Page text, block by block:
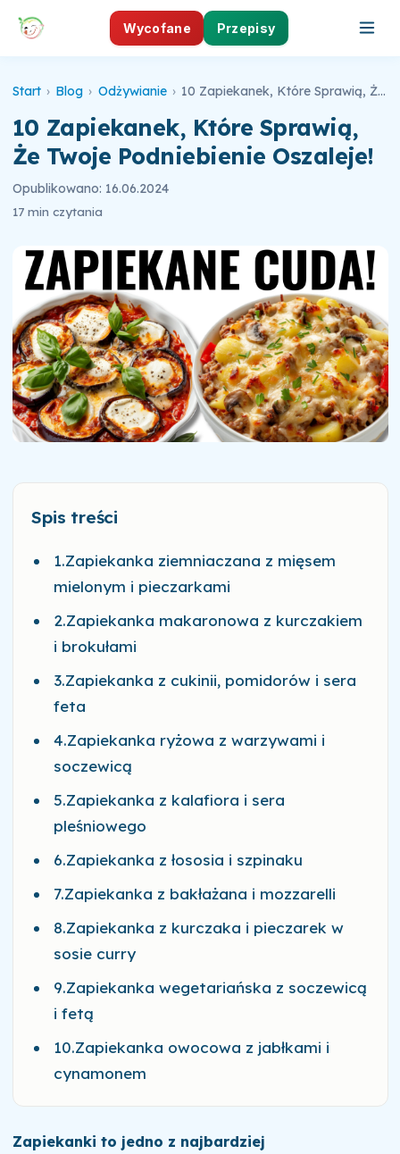
Wycofane Przepisy
Start › Blog › Odżywianie › 10 Zapiekanek, Które Sprawią, Że Twoje Podniebienie Oszaleje!
10 Zapiekanek, Które Sprawią,
Że Twoje Podniebienie Oszaleje!
Opublikowano: 16.06.2024
17 min czytania
Spis treści
1.Zapiekanka ziemniaczana z mięsem
mielonym i pieczarkami
2.Zapiekanka makaronowa z kurczakiem
i brokułami
3.Zapiekanka z cukinii, pomidorów i sera
feta
4.Zapiekanka ryżowa z warzywami i
soczewicą
5.Zapiekanka z kalafiora i sera
pleśniowego
6.Zapiekanka z łososia i szpinaku
7.Zapiekanka z bakłażana i mozzarelli
8.Zapiekanka z kurczaka i pieczarek w
sosie curry
9.Zapiekanka wegetariańska z soczewicą
i fetą
10.Zapiekanka owocowa z jabłkami i
cynamonem
Zapiekanki to jedno z najbardziej